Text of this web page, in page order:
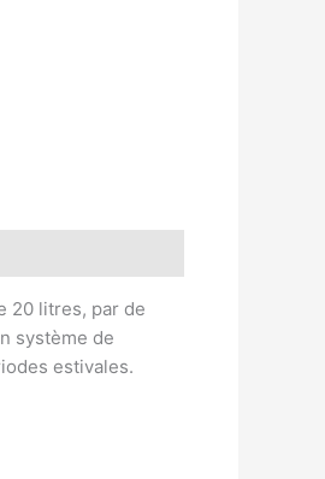
20 litres, par de
système de
estivales.